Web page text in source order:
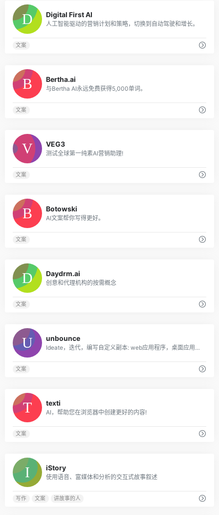
Digital First AI
人工智能驱动的营销计划和策略，切换到自动驾驶和增长。
文案
Bertha.ai
与Bertha AI永远免费获得5,000单词。
文案
VEG3
测试全球第一纯素AI营销助理!
文案
Botowski
AI文案帮你写得更好。
文案
Daydrm.ai
创意和代理机构的按需概念
文案
unbounce
Ideate，迭代，编写自定义副本: web应用程序，桌面应用程序，Chrome扩展。
文案
texti
AI，帮助您在浏览器中创建更好的内容!
文案
iStory
使用语音、富媒体和分析的交互式故事叙述
写作 文案 讲故事的人